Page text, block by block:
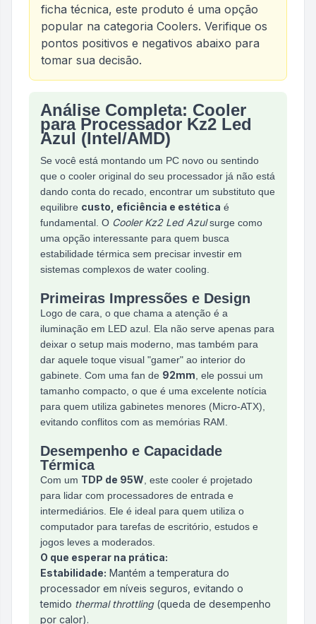
ficha técnica, este produto é uma opção
popular na categoria Coolers. Verifique os
pontos positivos e negativos abaixo para
tomar sua decisão.
Análise do produtoCooler para Processador
Análise Completa: Cooler
para Processador Kz2 Led
Azul (Intel/AMD)
Se você está montando um PC novo ou sentindo
que o cooler original do seu processador já não está
dando conta do recado, encontrar um substituto que
equilibre custo, eficiência e estética é
fundamental. O Cooler Kz2 Led Azulsurge como
uma opção interessante para quem busca
estabilidade térmica sem precisar investir em
sistemas complexos de water cooling.
Primeiras Impressões e Design
Logo de cara, o que chama a atenção é a
iluminação em LED azul. Ela não serve apenas para
deixar o setup mais moderno, mas também para
dar aquele toque visual "gamer" ao interior do
gabinete. Com uma fan de 92mm , ele possui um
tamanho compacto, o que é uma excelente notícia
para quem utiliza gabinetes menores (Micro-ATX),
evitando conflitos com as memórias RAM.
Desempenho e Capacidade
Térmica
Com um TDP de 95W , este cooler é projetado
para lidar com processadores de entrada e
intermediários. Ele é ideal para quem utiliza o
computador para tarefas de escritório, estudos e
jogos leves a moderados.
O que esperar na prática:
Estabilidade: Mantém a temperatura do
processador em níveis seguros, evitando o
temido thermal throttling(queda de desempenho
por calor).